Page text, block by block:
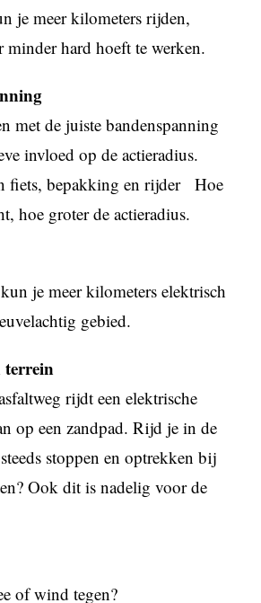
je meer kilometers rijden,
minder hard hoeft te werken.
met de juiste bandenspanning
invloed op de actieradius.
fiets, bepakking en rijder Hoe
hoe groter de actieradius.
je meer kilometers elektrisch
gebied.
terrein
rijdt een elektrische
op een zandpad. Rijd je in de
stoppen en optrekken bij
Ook dit is nadelig voor de
of wind tegen?